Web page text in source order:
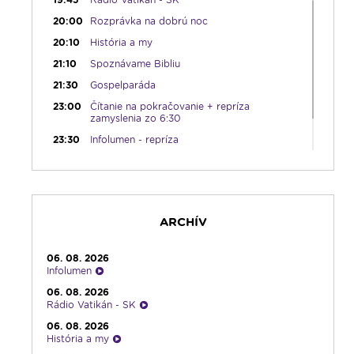
20:00
Rozprávka na dobrú noc
20:10
História a my
21:10
Spoznávame Bibliu
21:30
Gospelparáda
23:00
Čítanie na pokračovanie + repríza
zamyslenia zo 6:30
23:30
Infolumen - repríza
ARCHÍV
06. 08. 2026
Infolumen
06. 08. 2026
Rádio Vatikán - SK
06. 08. 2026
História a my